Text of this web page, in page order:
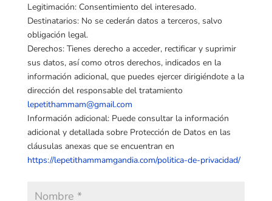
Legitimación: Consentimiento del interesado.
Destinatarios: No se cederán datos a terceros, salvo
obligación legal.
Derechos: Tienes derecho a acceder, rectificar y suprimir
sus datos, así como otros derechos, indicados en la
información adicional, que puedes ejercer dirigiéndote a la
dirección del responsable del tratamiento
lepetithammam@gmail.com
Información adicional: Puede consultar la información
adicional y detallada sobre Protección de Datos en las
cláusulas anexas que se encuentran en
https://lepetithammamgandia.com/politica-de-privacidad/